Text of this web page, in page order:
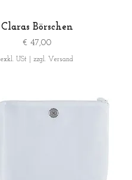
Claras Börschen
Preis
€ 47,00
exkl. USt zzgl. Versand